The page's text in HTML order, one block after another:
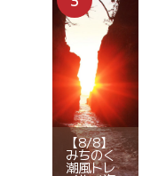
【8/8】
みちのく
潮風トレ